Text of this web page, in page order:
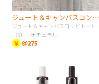
ジュート＆キャンバスコンビトート（S） ナチュラル
ジュート＆キャンバスコンビトート
（S） ナチュラル
￥ ＠275